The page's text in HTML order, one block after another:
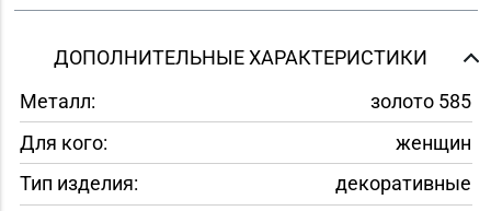
ДОПОЛНИТЕЛЬНЫЕ ХАРАКТЕРИСТИКИ
Металл:
золото 585
Для кого:
женщин
Тип изделия:
декоративные